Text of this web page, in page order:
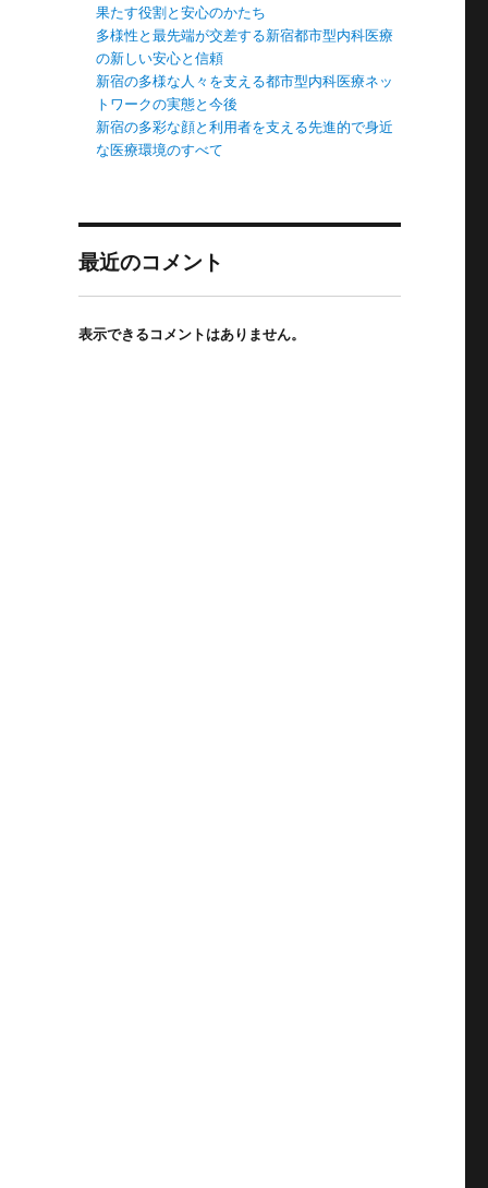
型クリニックの魅力” の
果たす役割と安心のかたち
多様性と最先端が交差する新宿都市型内科医療
の新しい安心と信頼
新宿の多様な人々を支える都市型内科医療ネッ
トワークの実態と今後
新宿の多彩な顔と利用者を支える先進的で身近
な医療環境のすべて
最近のコメント
表示できるコメントはありません。